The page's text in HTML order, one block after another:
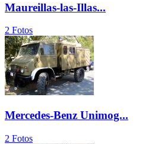
Maureillas-las-Illas...
2 Fotos
Mercedes-Benz Unimog...
2 Fotos